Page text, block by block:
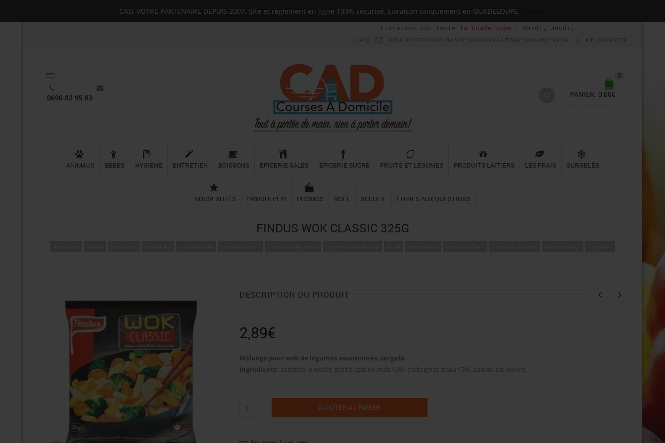
Livraison sur toute la Guadeloupe : Mardi, Jeudi, Samedi (Basse-terre
NOUS N'EFFECTUONS PLUS DE LIVRAISON À L'ÉTAGE SANS ASCENSEUR.
ME CONNECTER
F.A.Q.
0690 82 95 83
0
PANIER: 0,00€
ANIMAUX BÉBÉS HYGIENE ENTRETIEN BOISSONS ÉPICERIE SALÉS ÉPICERIE SUCRÉ FRUITS ET LÉGUMES PRODUITS LAITIERS LES FRAIS SURGELÉS
NOUVEAUTÉS PWODUI PÉYI PROMOS NOËL ACCUEIL FOIRES AUX QUESTIONS
FINDUS WOK CLASSIC 325G
DESCRIPTION DU PRODUIT
2,89€
Mélange pour wok de légumes assaisonnés, surgelé.
Ingrédients: carottes, brocolis, petitis épis de maïs 16%, châtaignes d’eau 15%, panais, sel, poivre.
de
AJOUTER AU PANIER
CAD, VOTRE PARTENAIRE DEPUIS 2007. Site et règlement en ligne 100% sécurisé. Livraison uniquement en GUADELOUPE.